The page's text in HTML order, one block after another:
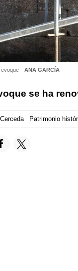
ANA GARCÍA
se ha
Cerceda Patrimonio